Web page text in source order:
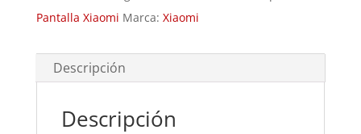
Pantalla Xiaomi Marca: Xiaomi
Descripción
Descripción